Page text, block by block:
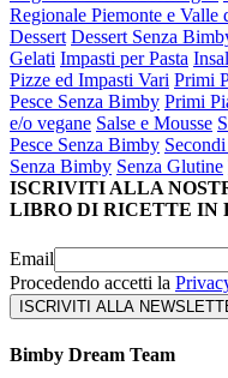
Regionale Piemonte e Valle
Dessert Dessert Senza
Gelati Impasti per Pasta
Pizze ed Impasti Vari Primi
Pesce Senza Bimby Primi
e/o vegane Salse e Mousse
Pesce Senza Bimby
Senza Bimby Senza Glutine
ISCRIVITI ALLA
LIBRO DI RICETTE IN
Email
Procedendo accetti la
Bimby Dream Team